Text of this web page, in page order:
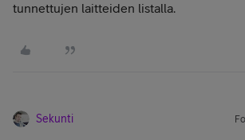
tunnettujen laitteiden listalla.
Sekunti